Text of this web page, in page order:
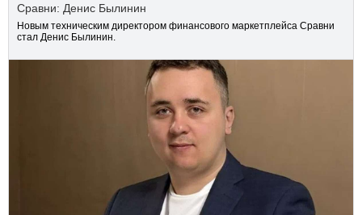
Сравни: Денис Былинин
Новым техническим директором финансового маркетплейса Сравни
стал Денис Былинин.